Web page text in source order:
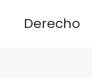
Derecho